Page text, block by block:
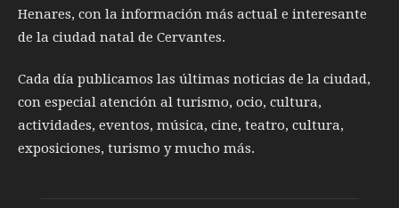
Henares, con la información más actual e interesante
de la ciudad natal de Cervantes.
Cada día publicamos las últimas noticias de la ciudad,
con especial atención al turismo, ocio, cultura,
actividades, eventos, música, cine, teatro, cultura,
exposiciones, turismo y mucho más.